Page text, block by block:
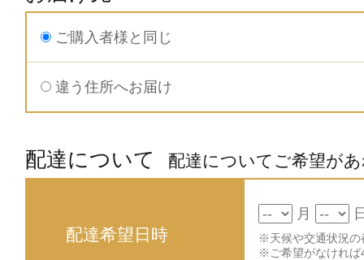
ご購入者様と同じ
違う住所へお届け
配達について 配達についてご希望が
配達希望日時
月
※天候や交通状況の
※ご希望がなければ